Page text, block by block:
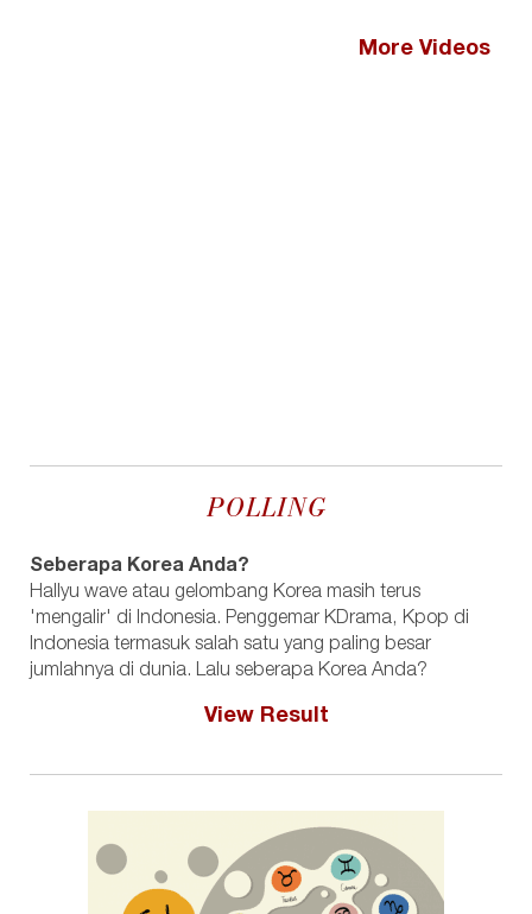
More Videos
POLLING
Seberapa Korea Anda?
Hallyu wave atau gelombang Korea masih terus
'mengalir' di Indonesia. Penggemar KDrama, Kpop di
Indonesia termasuk salah satu yang paling besar
jumlahnya di dunia. Lalu seberapa Korea Anda?
View Result